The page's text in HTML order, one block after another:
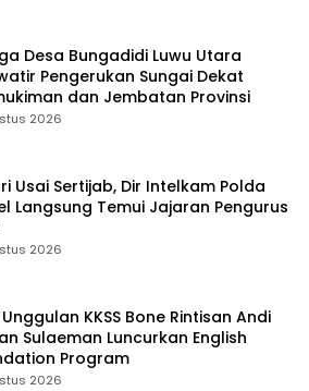
Desa Bungadidi Luwu Utara
Pengerukan Sungai Dekat
dan Jembatan Provinsi
2026
Usai Sertijab, Dir Intelkam Polda
Langsung Temui Jajaran Pengurus
2026
Unggulan KKSS Bone Rintisan Andi
Sulaeman Luncurkan English
Program
2026